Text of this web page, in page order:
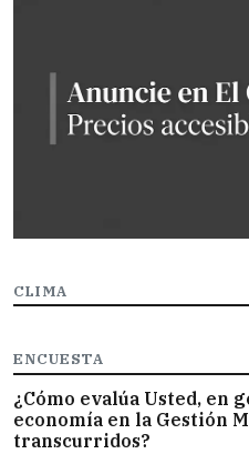
CLIMA
ENCUESTA
¿Cómo evalúa Usted, en
economía en la Gestión
transcurridos?